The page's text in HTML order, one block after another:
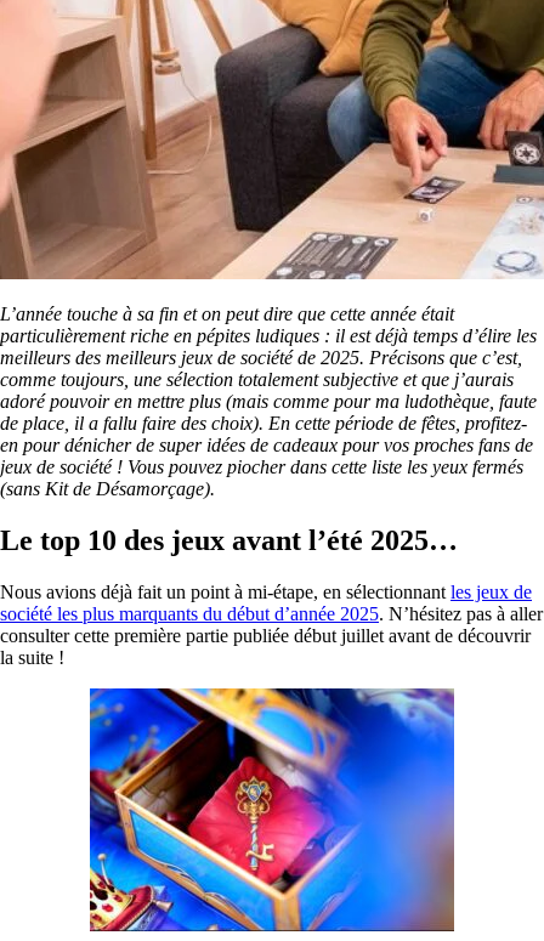
L’année touche à sa fin et on peut dire que cette année était
particulièrement riche en pépites ludiques : il est déjà temps d’élire les
meilleurs des meilleurs jeux de société de 2025. Précisons que c’est,
comme toujours, une sélection totalement subjective et que j’aurais
adoré pouvoir en mettre plus (mais comme pour ma ludothèque, faute
de place, il a fallu faire des choix). En cette période de fêtes, profitez-
en pour dénicher de super idées de cadeaux pour vos proches fans de
jeux de société ! Vous pouvez piocher dans cette liste les yeux fermés
(sans Kit de Désamorçage).
Le top 10 des jeux avant l’été 2025…
Nous avions déjà fait un point à mi-étape, en sélectionnant les jeux de
société les plus marquants du début d’année 2025. N’hésitez pas à aller
consulter cette première partie publiée début juillet avant de découvrir
la suite !